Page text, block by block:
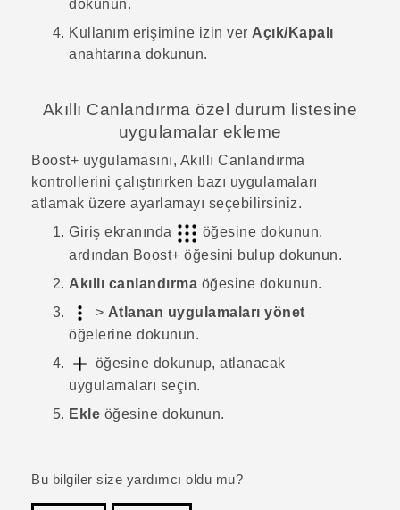
dokunun.
Kullanım erişimine izin ver Açık/Kapalı
anahtarına dokunun.
Akıllı Canlandırma özel durum listesine
uygulamalar ekleme
Boost+ uygulamasını, Akıllı Canlandırma
kontrollerini çalıştırırken bazı uygulamaları
atlamak üzere ayarlamayı seçebilirsiniz.
Giriş ekranında
öğesine dokunun,
ardından Boost+ öğesini bulup dokunun.
Akıllı canlandırma öğesine dokunun.
> Atlanan uygulamaları yönet
öğelerine dokunun.
öğesine dokunup, atlanacak
uygulamaları seçin.
Ekle öğesine dokunun.
Bu bilgiler size yardımcı oldu mu?